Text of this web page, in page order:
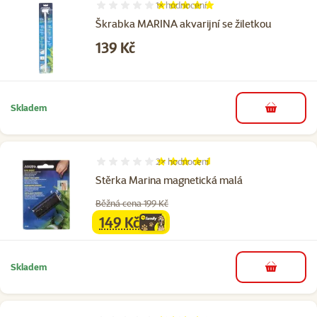
Škrabka MARINA akvarijní se žiletkou
Hodnocení 100%, počet hodnocení: 1
1×hodnocení
Cena
139 Kč
Skladem do košíku
Stěrka Marina magnetická malá
Hodnocení 90%, počet hodnocení: 2
2× hodnocení
Běžná cena 199 Kč
familycena
149 Kč
Skladem do košíku